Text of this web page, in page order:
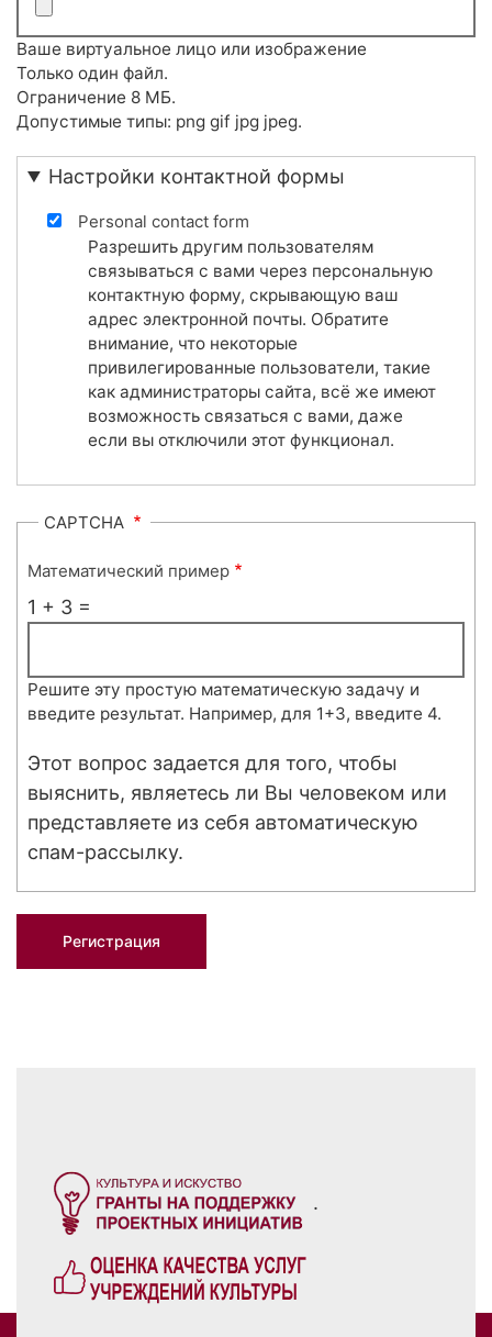
Ваше виртуальное лицо или изображение
Только один файл.
Ограничение 8 МБ.
Допустимые типы: png gif jpg jpeg.
Настройки контактной формы
Personal contact form
Разрешить другим пользователям
связываться с вами через персональную
контактную форму, скрывающую ваш
адрес электронной почты. Обратите
внимание, что некоторые
привилегированные пользователи, такие
как администраторы сайта, всё же имеют
возможность связаться с вами, даже
если вы отключили этот функционал.
CAPTCHA
Математический пример
1 + 3 =
Решите эту простую математическую задачу и
введите результат. Например, для 1+3, введите 4.
Этот вопрос задается для того, чтобы
выяснить, являетесь ли Вы человеком или
представляете из себя автоматическую
спам-рассылку.
.